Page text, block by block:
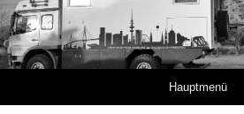
Hauptmenü